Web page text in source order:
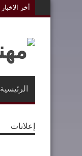
أخر الاخبار
الرئيسية
إعلانات